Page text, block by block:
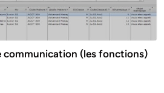
communication (les fonctions)